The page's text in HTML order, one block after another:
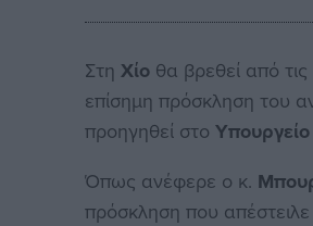
ΣτηΧίο θα βρεθεί από
επίσημη πρόσκληση του
προηγηθεί στο
Όπως ανέφερε ο κ.
πρόσκληση που